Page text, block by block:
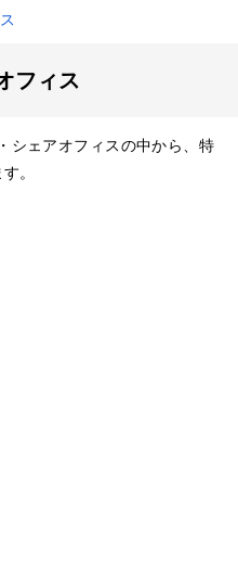
フィス
シェアオフィスの中から、特
。